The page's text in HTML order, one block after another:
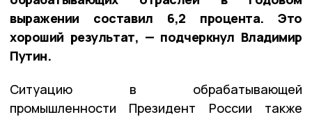
выражении составил 6,2 процента. Это
хороший результат, — подчеркнул Владимир
Путин.
Ситуацию в обрабатывающей
промышленности Президент России также